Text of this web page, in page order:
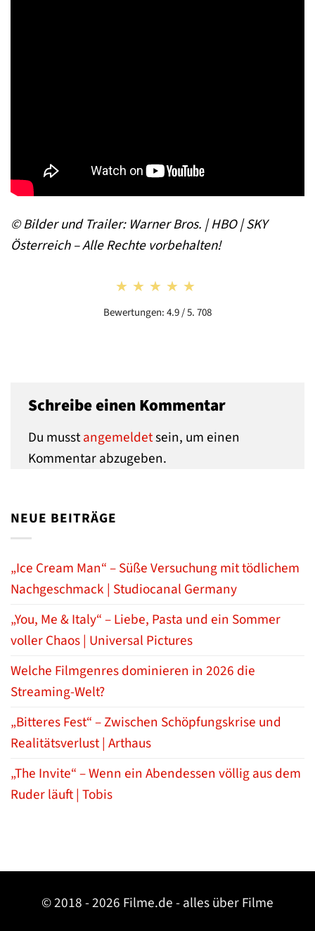
© Bilder und Trailer: Warner Bros. | HBO | SKY
Österreich – Alle Rechte vorbehalten!
★★★★★
★★★★★
Bewertungen: 4.9 / 5. 708
Schreibe einen Kommentar
Du musstangemeldetsein, um einen
Kommentar abzugeben.
NEUE BEITRÄGE
„Ice Cream Man“ – Süße Versuchung mit tödlichem
Nachgeschmack | Studiocanal Germany
„You, Me & Italy“ – Liebe, Pasta und ein Sommer
voller Chaos | Universal Pictures
Welche Filmgenres dominieren in 2026 die
Streaming-Welt?
„Bitteres Fest“ – Zwischen Schöpfungskrise und
Realitätsverlust | Arthaus
„The Invite“ – Wenn ein Abendessen völlig aus dem
Ruder läuft | Tobis
© 2018 - 2026 Filme.de - alles über Filme